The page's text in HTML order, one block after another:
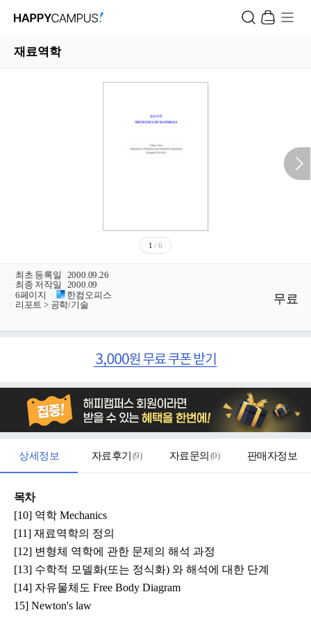
재료역학
1 / 6
ㆍ 최초 등록일
2000.09.26
ㆍ 최종 저작일
2000.09
ㆍ 6페이지 /
한컴오피스
ㆍ 리포트 > 공학/기술 무료
상세정보 자료후기 (9) 자료문의 (0) 판매자정보
목차
[10] 역학 Mechanics
[11] 재료역학의 정의
[12] 변형체 역학에 관한 문제의 해석 과정
[13] 수학적 모델화(또는 정식화) 와 해석에 대한 단계
[14] 자유물체도 Free Body Diagram
15] Newton's law